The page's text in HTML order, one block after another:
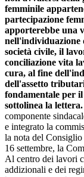
femminile
partecipazione
apporterebbe una
nell'individuazione
società civile, il
conciliazione vita
cura, al fine
dell'assetto
fondamentale per
sottolinea la lettera.
componente
e integrato la
la nota del
16 settembre, la
Al centro dei lavori
addizionali e dei